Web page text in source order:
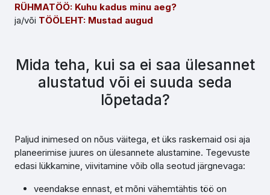
RÜHMATÖÖ: Kuhu kadus minu aeg?
ja/või TÖÖLEHT: Mustad augud
Mida teha, kui sa ei saa ülesannet
alustatud või ei suuda seda
lõpetada?
Paljud inimesed on nõus väitega, et üks raskemaid osi aja
planeerimise juures on ülesannete alustamine. Tegevuste
edasi lükkamine, viivitamine võib olla seotud järgnevaga:
veendakse ennast, et mõni vähemtähtis töö on